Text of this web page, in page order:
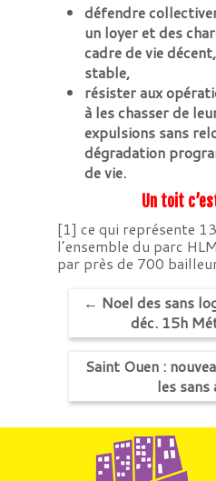
défendre
un loyer et des
cadre de vie
stable,
résister aux
à les chasser de
expulsions sans
dégradation
de vie.
Un toit
[1] ce qui représente
l’ensemble du parc
par près de 700
← Noel des sans
déc. 15h
Saint Ouen :
les sans